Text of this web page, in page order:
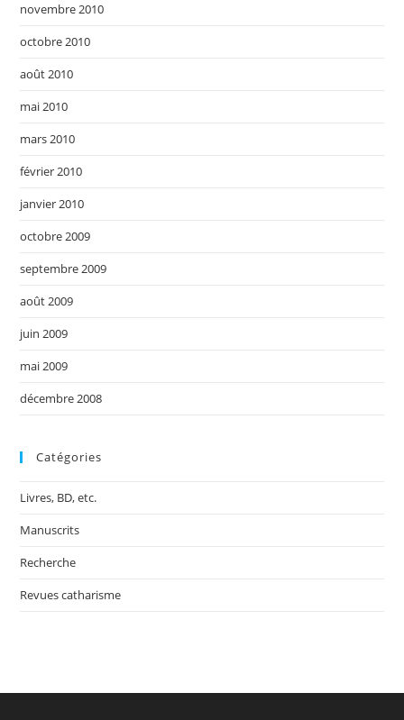
novembre 2010
octobre 2010
août 2010
mai 2010
mars 2010
février 2010
janvier 2010
octobre 2009
septembre 2009
août 2009
juin 2009
mai 2009
décembre 2008
Catégories
Livres, BD, etc.
Manuscrits
Recherche
Revues catharisme